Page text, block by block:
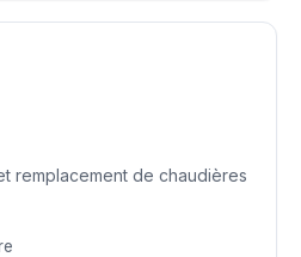
remplacement de chaudières